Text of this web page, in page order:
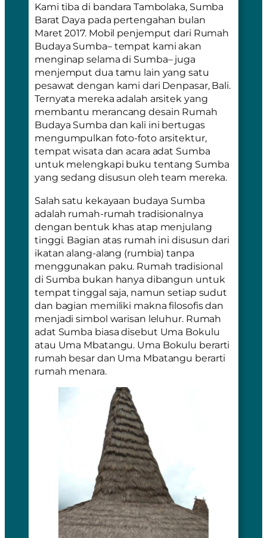
Kami tiba di bandara Tambolaka, Sumba
Barat Daya pada pertengahan bulan
Maret 2017. Mobil penjemput dari Rumah
Budaya Sumba– tempat kami akan
menginap selama di Sumba– juga
menjemput dua tamu lain yang satu
pesawat dengan kami dari Denpasar, Bali.
Ternyata mereka adalah arsitek yang
membantu merancang desain Rumah
Budaya Sumba dan kali ini bertugas
mengumpulkan foto-foto arsitektur,
tempat wisata dan acara adat Sumba
untuk melengkapi buku tentang Sumba
yang sedang disusun oleh team mereka.
Salah satu kekayaan budaya Sumba
adalah rumah-rumah tradisionalnya
dengan bentuk khas atap menjulang
tinggi. Bagian atas rumah ini disusun dari
ikatan alang-alang (rumbia) tanpa
menggunakan paku. Rumah tradisional
di Sumba bukan hanya dibangun untuk
tempat tinggal saja, namun setiap sudut
dan bagian memiliki makna filosofis dan
menjadi simbol warisan leluhur. Rumah
adat Sumba biasa disebut Uma Bokulu
atau Uma Mbatangu. Uma Bokulu berarti
rumah besar dan Uma Mbatangu berarti
rumah menara.